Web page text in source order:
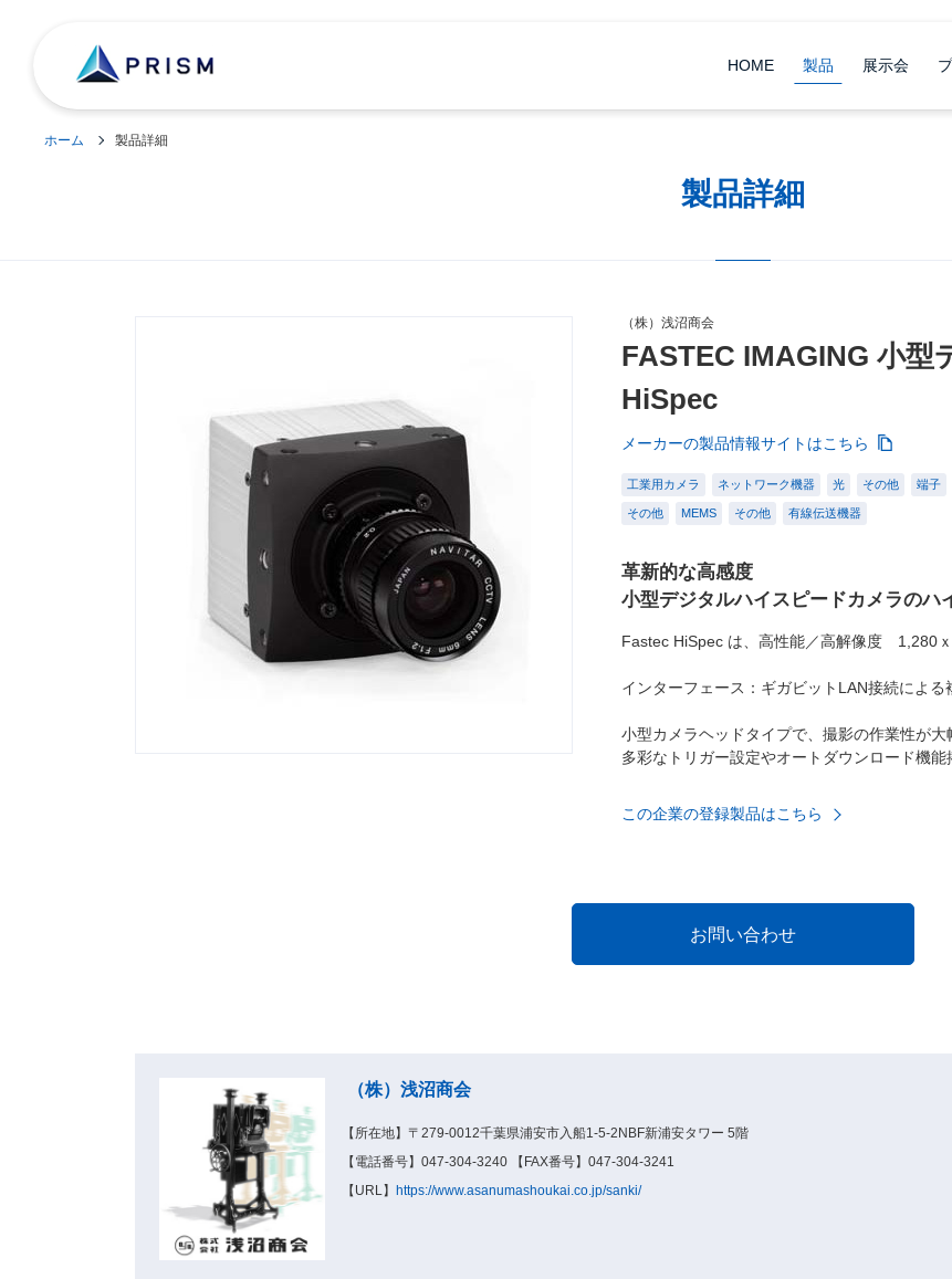
HOME 製品 展示会
ホーム 製品詳細
製品詳細
（株）浅沼商会
FASTEC IMAGING 小
HiSpec
メーカーの製品情報サイトはこちら
工業用カメラ ネットワーク機器 光 その他 端子
その他 MEMS その他 有線伝送機器
革新的な高感度
小型デジタルハイスピードカメラのハ
Fastec HiSpec は、高性能／高解像度 1,280
インターフェース：ギガビットLAN接続によ
小型カメラヘッドタイプで、撮影の作業性が大
多彩なトリガー設定やオートダウンロード機
この企業の登録製品はこちら
（株）浅沼商会
【所在地】〒279-0012千葉県浦安市入船1-5-2NBF新浦安タワー 5階
【電話番号】047-304-3240 【FAX番号】047-304-3241
【URL】
https://www.asanumashoukai.co.jp/sanki/